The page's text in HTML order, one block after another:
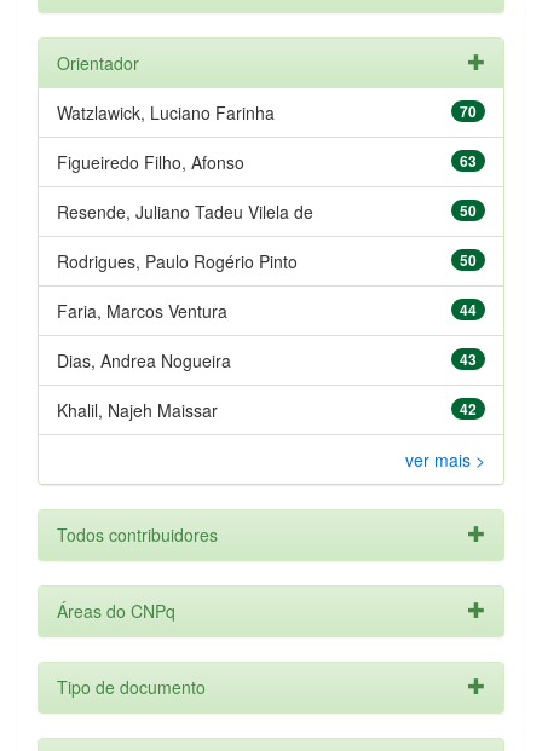
Orientador
70
Watzlawick, Luciano Farinha
63
Figueiredo Filho, Afonso
50
Resende, Juliano Tadeu Vilela de
50
Rodrigues, Paulo Rogério Pinto
44
Faria, Marcos Ventura
43
Dias, Andrea Nogueira
42
Khalil, Najeh Maissar
ver mais >
Todos contribuidores
Áreas do CNPq
Tipo de documento